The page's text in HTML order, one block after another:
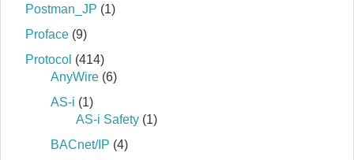
Postman_JP (1)
Proface (9)
Protocol (414)
AnyWire (6)
AS-i (1)
AS-i Safety (1)
BACnet/IP (4)